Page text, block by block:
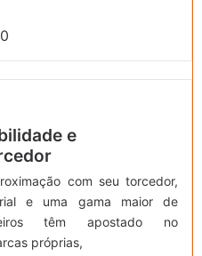
e
com seu torcedor,
e uma gama maior de
têm apostado no
próprias,